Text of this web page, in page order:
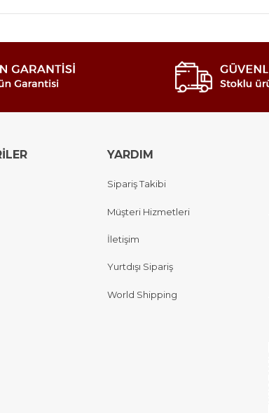
YARDIM
Sipariş Takibi
Müşteri Hizmetleri
İletişim
Yurtdışı Sipariş
World Shipping